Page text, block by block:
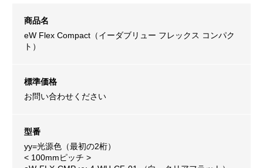
商品名
eW Flex Compact（イーダブリュー フレックス コンパク
ト）
標準価格
お問い合わせください
型番
yy=光源色（最初の2桁）
< 100mmピッチ >